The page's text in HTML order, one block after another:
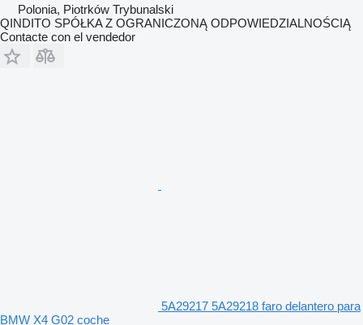
Polonia, Piotrków Trybunalski
QINDITO SPÓŁKA Z OGRANICZONĄ ODPOWIEDZIALNOŚCIĄ
Contacte con el vendedor
5A29217 5A29218 faro delantero para
BMW X4 G02 coche